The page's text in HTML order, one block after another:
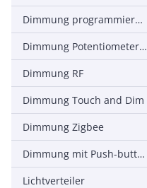
Dimmung programmierbar
Dimmung Potentiometer (geräteintegriert)
Dimmung RF
Dimmung Touch and Dim
Dimmung Zigbee
Dimmung mit Push-button
Lichtverteiler